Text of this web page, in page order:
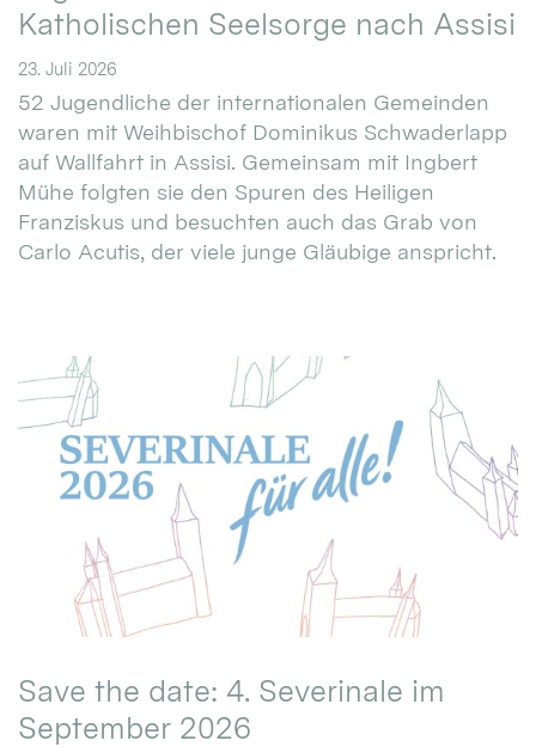
Katholischen Seelsorge nach Assisi
23. Juli 2026
52 Jugendliche der internationalen Gemeinden
waren mit Weihbischof Dominikus Schwaderlapp
auf Wallfahrt in Assisi. Gemeinsam mit Ingbert
Mühe folgten sie den Spuren des Heiligen
Franziskus und besuchten auch das Grab von
Carlo Acutis, der viele junge Gläubige anspricht.
Save the date: 4. Severinale im
September 2026